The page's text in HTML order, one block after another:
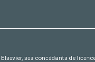
ses concédants de